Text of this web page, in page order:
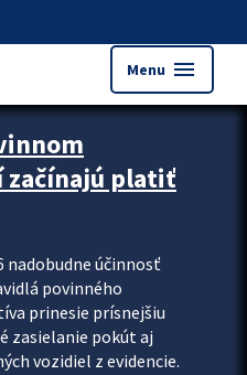
Menu menu
začínajú platiť
nadobudne účinnosť
povinného
prinesie prísnejšiu
zasielanie pokút aj
vozidiel z evidencie.